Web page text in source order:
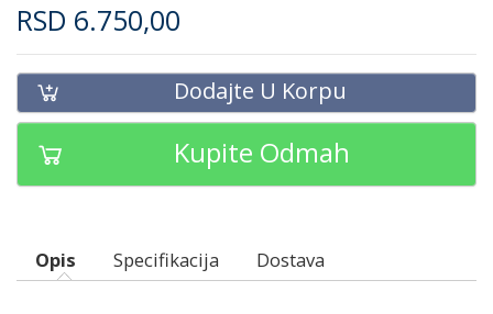
RSD 6.750,00
Dodajte U Korpu
Kupite Odmah
Opis Specifikacija Dostava